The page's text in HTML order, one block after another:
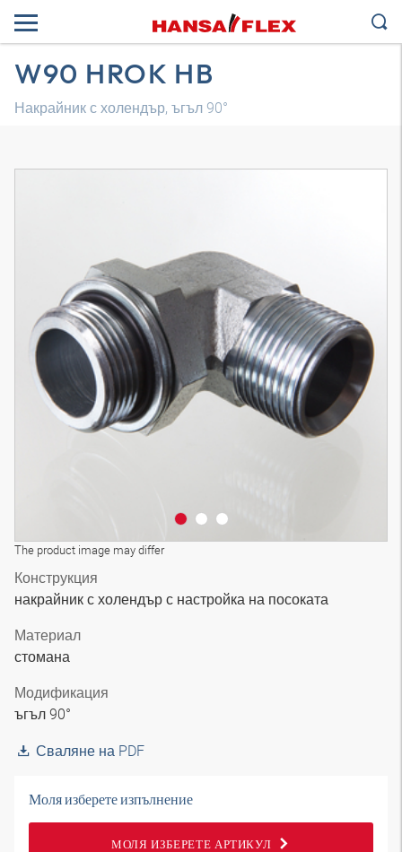
W90 HROK HB
Накрайник с холендър, ъгъл 90°
The product image may differ
3D модел
Конструкция
накрайник с холендър с настройка на посоката
Материал
стомана
Модификация
ъгъл 90°
Сваляне на PDF
Моля изберете изпълнение
МОЛЯ ИЗБЕРЕТЕ АРТИКУЛ